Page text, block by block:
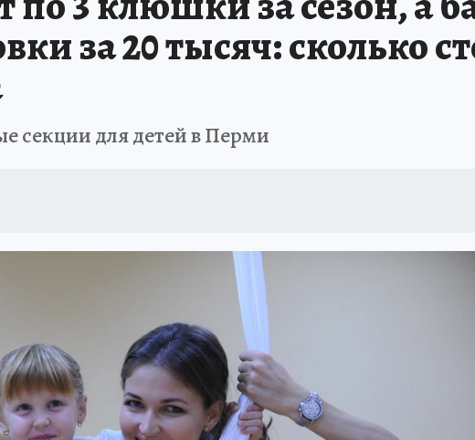
ОТДЫХ В РОССИИ ЗАПОВЕДНАЯ РОССИЯ ГЕРОИ В БЕЛЫХ ХАЛАТАХ
НАСТОЯЩИЕ ЛЮДИ ПРОПАЛИ 13 ТУРИСТОВ ДЕНЬ ПОБЕДЫ В ПЕРМИ
за 20 тысяч: сколько
секции для детей в Перми